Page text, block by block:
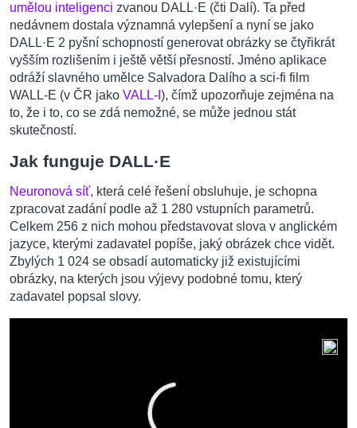
umělou inteligenci zvanou DALL·E (čti Dalí). Ta před
nedávnem dostala významná vylepšení a nyní se jako
DALL·E 2 pyšní schopností generovat obrázky se čtyřikrát
vyšším rozlišením i ještě větší přesností. Jméno aplikace
odráží slavného umělce Salvadora Dalího a sci-fi film
WALL-E (v ČR jako VALL-I ), čímž upozorňuje zejména na
to, že i to, co se zdá nemožné, se může jednou stát
skutečností.
Jak funguje DALL·E
Neuronová síť, která celé řešení obsluhuje, je schopna
zpracovat zadání podle až 1 280 vstupních parametrů.
Celkem 256 z nich mohou představovat slova v anglickém
jazyce, kterými zadavatel popíše, jaký obrázek chce vidět.
Zbylých 1 024 se obsadí automaticky již existujícími
obrázky, na kterých jsou výjevy podobné tomu, který
zadavatel popsal slovy.